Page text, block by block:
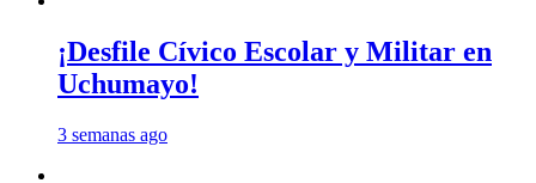
¡Desfile Cívico Escolar y Militar en
Uchumayo!
3 semanas ago